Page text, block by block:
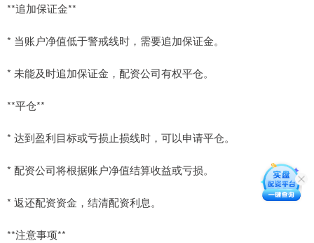
**追加保证金**
* 当账户净值低于警戒线时，需要追加保证金。
* 未能及时追加保证金，配资公司有权平仓。
**平仓**
* 达到盈利目标或亏损止损线时，可以申请平仓。
* 配资公司将根据账户净值结算收益或亏损。
* 返还配资资金，结清配资利息。
**注意事项**